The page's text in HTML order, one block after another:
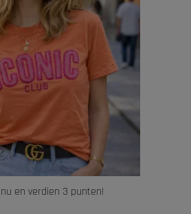
en verdien 3 punten!